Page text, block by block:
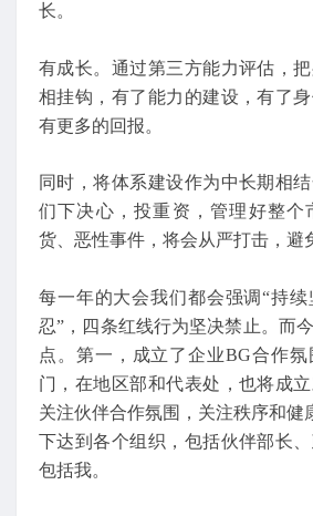
长。
有成长。通过第三方能力评估，
相挂钩，有了能力的建设，有了
有更多的回报。
同时，将体系建设作为中长期相
们下决心，投重资，管理好整个
货、恶性事件，将会从严打击，避
每一年的大会我们都会强调“持
忍”，四条红线行为坚决禁止。而
点。第一，成立了企业BG合作
门，在地区部和代表处，也将成立
关注伙伴合作氛围，关注秩序和健
下达到各个组织，包括伙伴部长
包括我。